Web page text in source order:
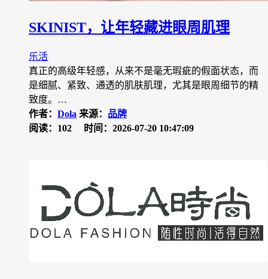
SKINIST，让年轻藏进眼周肌理
乐活
真正的高级年轻感，从来不是毫无瑕疵的假面状态，而
是细腻、紧致、通透的肌肤肌理，尤其是眼周细节的精
致度。…
作者： Dola 来源： 品牌
阅读：102
时间：2026-07-20 10:47:09